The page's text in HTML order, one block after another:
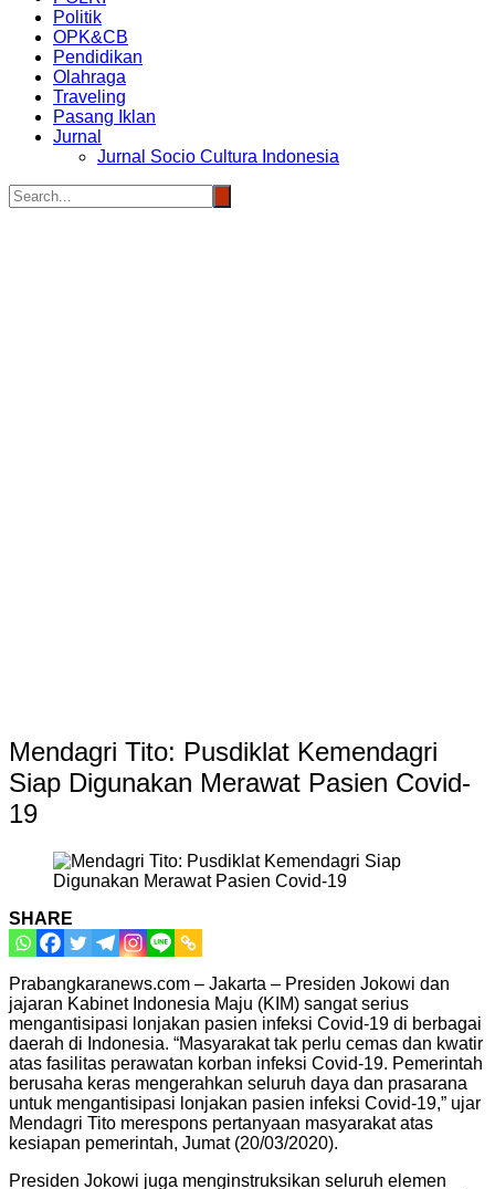
Politik
OPK&CB
Pendidikan
Olahraga
Traveling
Pasang Iklan
Jurnal
Jurnal Socio Cultura Indonesia
Mendagri Tito: Pusdiklat Kemendagri
Siap Digunakan Merawat Pasien Covid-
19
SHARE
Prabangkaranews.com – Jakarta – Presiden Jokowi dan
jajaran Kabinet Indonesia Maju (KIM) sangat serius
mengantisipasi lonjakan pasien infeksi Covid-19 di berbagai
daerah di Indonesia. “Masyarakat tak perlu cemas dan kwatir
atas fasilitas perawatan korban infeksi Covid-19. Pemerintah
berusaha keras mengerahkan seluruh daya dan prasarana
untuk mengantisipasi lonjakan pasien infeksi Covid-19,” ujar
Mendagri Tito merespons pertanyaan masyarakat atas
kesiapan pemerintah, Jumat (20/03/2020).
Presiden Jokowi juga menginstruksikan seluruh elemen